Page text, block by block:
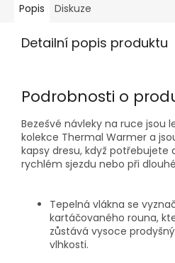
Popis Diskuze
Detailní popis produktu
Podrobnosti o
Bezešvé návleky na ruce jsou
kolekce Thermal Warmer a
kapsy dresu, když
rychlém sjezdu nebo při
Tepelná vlákna se
kartáčovaného rouna,
zůstává vysoce
vlhkosti.